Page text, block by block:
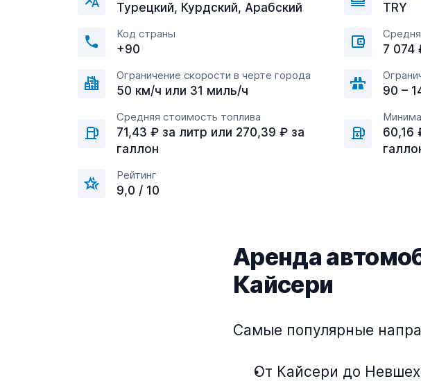
Турецкий, Курдский, Арабский TRY
Код страны
+90 7 074
Ограничение скорости в черте города
50 км/ч или 31 миль/ч 90 –
Средняя стоимость топлива
71,43 ₽ за литр или 270,39 ₽ за
галлон
60,16
Рейтинг
9,0 / 10
Аренда
Кайсери
Самые популярные
От Кайсери до